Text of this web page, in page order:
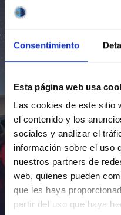
Consentimiento
Esta página web usa
Las cookies de este sitio
el contenido y los
sociales y analizar el
información sobre el uso
nuestros partners de
web, quienes pueden
que les haya
partir del uso que haya